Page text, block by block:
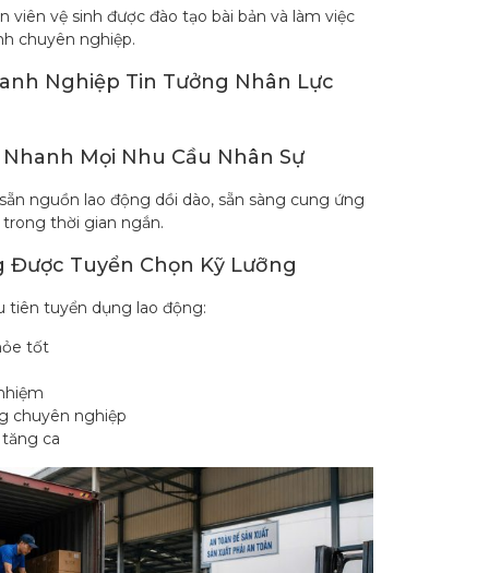
viên vệ sinh được đào tạo bài bản và làm việc
chuyên nghiệp.
Nghiệp Tin Tưởng Nhân Lực
Mọi Nhu Cầu Nhân Sự
nguồn lao động dồi dào, sẵn sàng cung ứng
thời gian ngắn.
Được Tuyển Chọn Kỹ Lưỡng
tiên tuyển dụng lao động:
tốt
chuyên nghiệp
ca